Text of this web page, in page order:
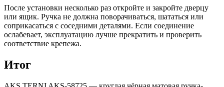
После установки несколько раз откройте и закройте дверцу
или ящик. Ручка не должна поворачиваться, шататься или
соприкасаться с соседними деталями. Если соединение
ослабевает, эксплуатацию лучше прекратить и проверить
соответствие крепежа.
Итог